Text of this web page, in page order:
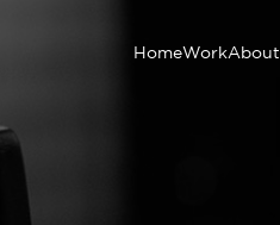
HomeWorkAbout